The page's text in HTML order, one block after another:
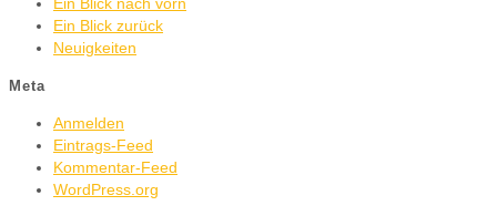
Ein Blick nach vorn
Ein Blick zurück
Neuigkeiten
Meta
Anmelden
Eintrags-Feed
Kommentar-Feed
WordPress.org